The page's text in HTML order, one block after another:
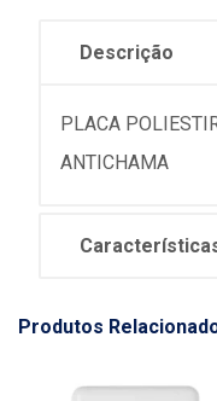
Descrição
PLACA
ANTICHAMA
Produtos